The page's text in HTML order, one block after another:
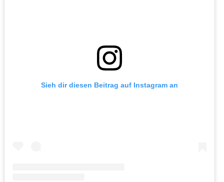
Sieh dir diesen Beitrag auf Instagram an